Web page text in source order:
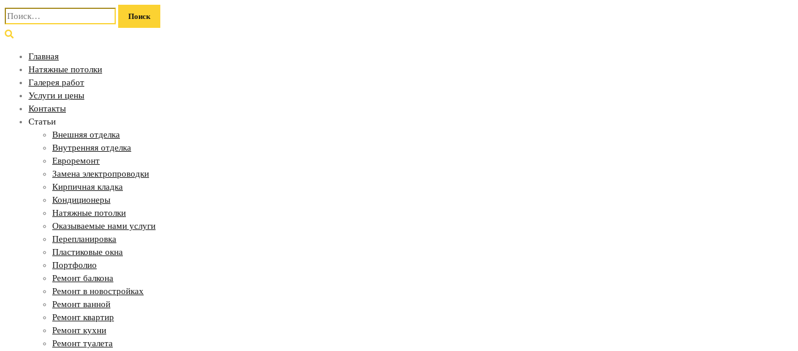
Найти:
Главная
Натяжные потолки
Галерея работ
Услуги и цены
Контакты
Статьи
Внешняя отделка
Внутренняя отделка
Евроремонт
Замена электропроводки
Кирпичная кладка
Кондиционеры
Натяжные потолки
Оказываемые нами услуги
Перепланировка
Пластиковые окна
Портфолио
Ремонт балкона
Ремонт в новостройках
Ремонт ванной
Ремонт квартир
Ремонт кухни
Ремонт туалета